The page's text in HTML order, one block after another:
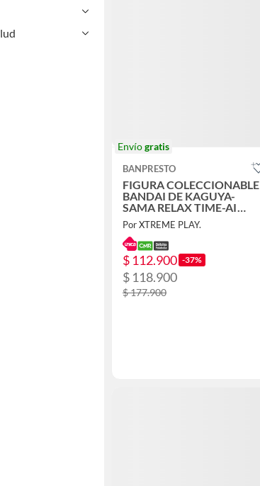
Envíogratis
BANPRESTO
FIGURA COLECCIONABLE
BANDAI DE KAGUYA-
SAMA RELAX TIME-AI
HAYASAKA
Por XTREME PLAY.
$ 112.900 -37%
$ 118.900
$ 177.900